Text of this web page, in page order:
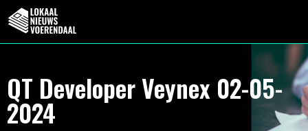
QT Developer Veynex 02-05-
2024